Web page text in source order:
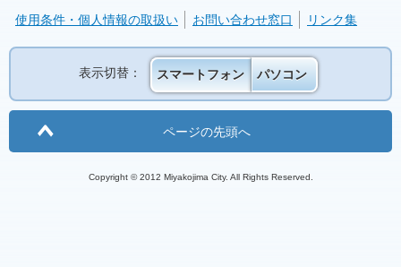
使用条件・個人情報の取扱い お問い合わせ窓口 リンク集
表示切替： スマートフォン パソコン
ページの先頭へ
Copyright © 2012 Miyakojima City. All Rights Reserved.